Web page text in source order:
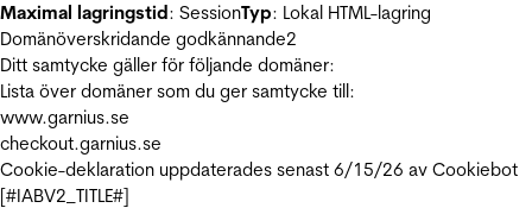
Maximal lagringstid: SessionTyp: Lokal HTML-lagring
Domänöverskridande godkännande2
Ditt samtycke gäller för följande domäner:
Lista över domäner som du ger samtycke till:
www.garnius.se
checkout.garnius.se
Cookie-deklaration uppdaterades senast 6/15/26 av Cookiebot
[#IABV2_TITLE#]